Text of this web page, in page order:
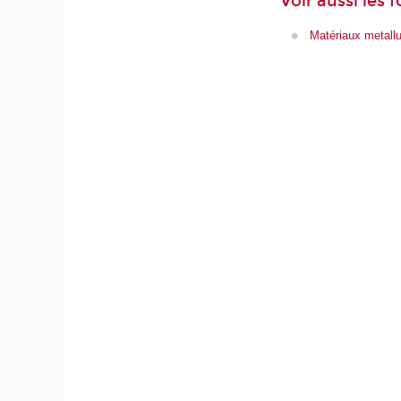
Matériaux